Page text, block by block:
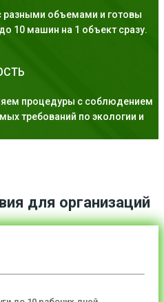
разными объемами и готовы
10 машин на 1 объект сразу.
процедуры с соблюдением
требований по экологии и
для организаций